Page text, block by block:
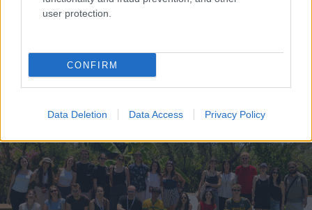
user protection.
CONFIRM
Data Deletion Data Access Privacy Policy
Η AI σχεδιάζει πλέον ιούς – Η ανακάλυψη που μπορεί